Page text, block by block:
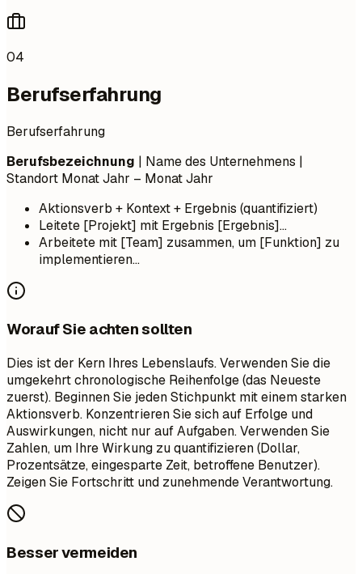
04
Berufserfahrung
Berufserfahrung
Berufsbezeichnung | Name des Unternehmens |
Standort Monat Jahr – Monat Jahr
Aktionsverb + Kontext + Ergebnis (quantifiziert)
Leitete [Projekt] mit Ergebnis [Ergebnis]...
Arbeitete mit [Team] zusammen, um [Funktion] zu
implementieren...
Worauf Sie achten sollten
Dies ist der Kern Ihres Lebenslaufs. Verwenden Sie die
umgekehrt chronologische Reihenfolge (das Neueste
zuerst). Beginnen Sie jeden Stichpunkt mit einem starken
Aktionsverb. Konzentrieren Sie sich auf Erfolge und
Auswirkungen, nicht nur auf Aufgaben. Verwenden Sie
Zahlen, um Ihre Wirkung zu quantifizieren (Dollar,
Prozentsätze, eingesparte Zeit, betroffene Benutzer).
Zeigen Sie Fortschritt und zunehmende Verantwortung.
Besser vermeiden